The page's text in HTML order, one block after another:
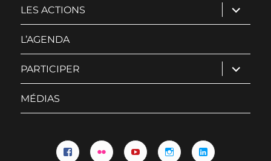
LES ACTIONS ouvrir
le
sous-
L’AGENDA
PARTICIPER ouvrir
le
sous-
MÉDIAS